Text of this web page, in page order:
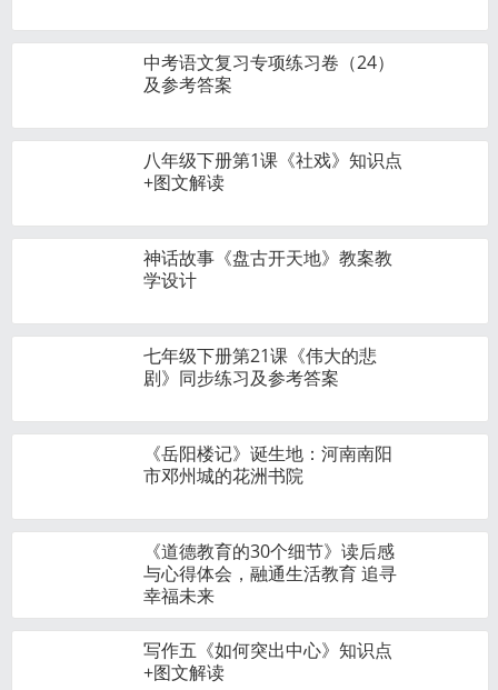
中考语文复习专项练习卷（24）
及参考答案
八年级下册第1课《社戏》知识点
+图文解读
神话故事《盘古开天地》教案教
学设计
七年级下册第21课《伟大的悲
剧》同步练习及参考答案
《岳阳楼记》诞生地：河南南阳
市邓州城的花洲书院
《道德教育的30个细节》读后感
与心得体会，融通生活教育 追寻
幸福未来
写作五《如何突出中心》知识点
+图文解读